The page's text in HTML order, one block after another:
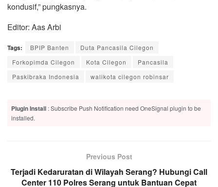
kondusif,” pungkasnya.
Editor: Aas Arbi
Tags: BPIP Banten
Duta Pancasila Cilegon
Forkopimda Cilegon
Kota Cilegon
Pancasila
Paskibraka Indonesia
walikota cilegon robinsar
Plugin Install : Subscribe Push Notification need OneSignal plugin to be
installed.
Previous Post
Terjadi Kedaruratan di Wilayah Serang? Hubungi Call
Center 110 Polres Serang untuk Bantuan Cepat